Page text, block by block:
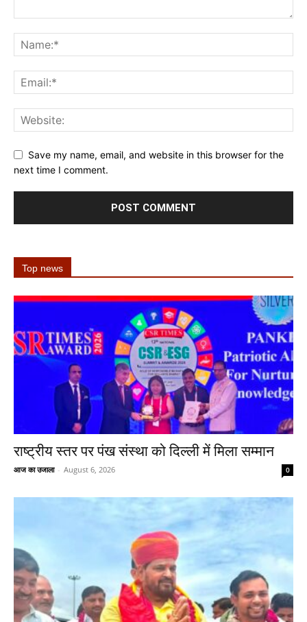
Save my name, email, and website in this browser for the
next time I comment.
Top news
राष्ट्रीय स्तर पर पंख संस्था को दिल्ली में मिला सम्मान
आज का उजाला - August 6, 2026 0